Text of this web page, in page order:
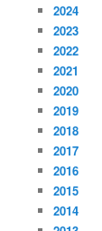
2024
2023
2022
2021
2020
2019
2018
2017
2016
2015
2014